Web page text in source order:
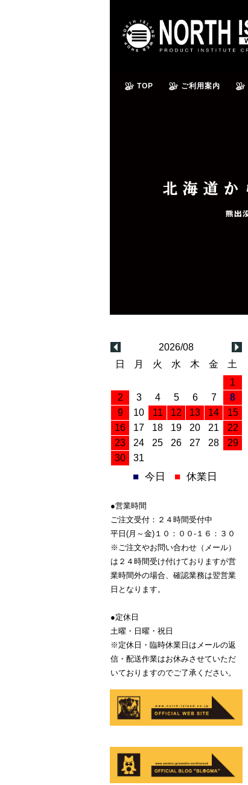
TOP ご利用案内
2026/08
日
月 火 水 木 金
土
1
2
3 4 5 6 7
8
9
10 11 12 13 14
15
16
17 18 19 20 21
22
23
24 25 26 27 28
29
30
31
■ 今日 ■ 休業日
●営業時間
ご注文受付：２４時間受付中
平日(月～金)１０：００-１６：３０
※ご注文やお問い合わせ（メール）
は２４時間受け付けておりますが営
業時間外の場合、確認業務は翌営業
日となります。
●定休日
土曜・日曜・祝日
※定休日・臨時休業日はメールの返
信・配送作業はお休みさせていただ
いておりますのでご了承ください。